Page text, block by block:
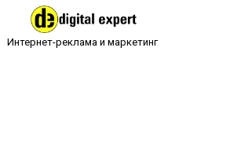
Интернет-реклама и маркетинг